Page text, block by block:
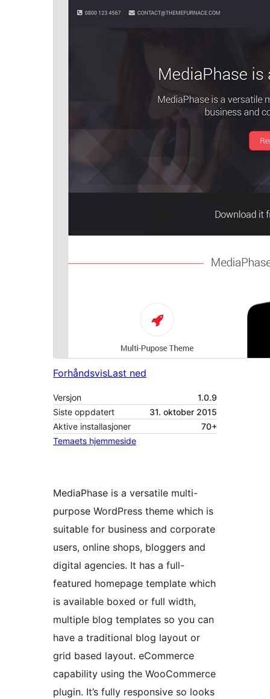
ForhåndsvisLast ned
Versjon
1.0.9
Siste oppdatert
31. oktober 2015
Aktive installasjoner
70+
Temaets hjemmeside
MediaPhase is a versatile multi-
purpose WordPress theme which is
suitable for business and corporate
users, online shops, bloggers and
digital agencies. It has a full-
featured homepage template which
is available boxed or full width,
multiple blog templates so you can
have a traditional blog layout or
grid based layout. eCommerce
capability using the WooCommerce
plugin. It’s fully responsive so looks